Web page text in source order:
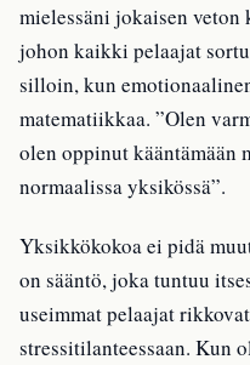
mielessäni jokaisen veton
johon kaikki pelaajat
silloin, kun
matematiikkaa. ”Olen
olen oppinut kääntämään
normaalissa yksikössä”.
Yksikkökokoa ei pidä
on sääntö, joka tuntuu
useimmat pelaajat
stressitilanteessaan. Kun